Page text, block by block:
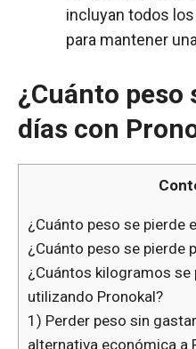
incluyan todos
para mantener
¿Cuánto peso
días con
¿Cuánto peso se pierde
¿Cuánto peso se pierde
¿Cuántos kilogramos se
utilizando Pronokal?
1) Perder peso sin
alternativa económica a